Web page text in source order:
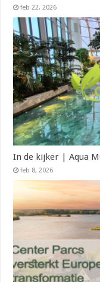
feb 22, 2026
In de kijker | Aqua
feb 8, 2026